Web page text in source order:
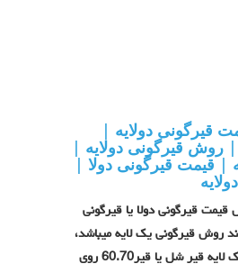
قیرگونی دولایه |
| روش قیرگونی دولایه |
| قیمت قیرگونی دولا |
قیرگونی دولا یا قیرگونی
روش قیرگونی یک لایه میباشد،
توضیح میدهیم. 1 – ابتدا یک لایه قیر شل یا قیر60.70 روی